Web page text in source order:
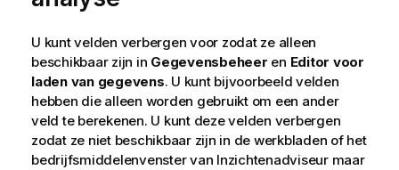
U kunt velden verbergen voor zodat ze alleen
beschikbaar zijn in Gegevensbeheer en Editor voor
laden van gegevens. U kunt bijvoorbeeld velden
hebben die alleen worden gebruikt om een ander
veld te berekenen. U kunt deze velden verbergen
zodat ze niet beschikbaar zijn in de werkbladen of het
bedrijfsmiddelenvenster van Inzichtenadviseurmaar